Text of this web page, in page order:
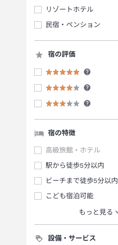
リゾートホテル
民宿・ペンション
宿の評価
宿の特徴
高級旅館・ホテル
駅から徒歩5分以内
ビーチまで徒歩5分以内
こども宿泊可能
もっと見る
設備・サービス